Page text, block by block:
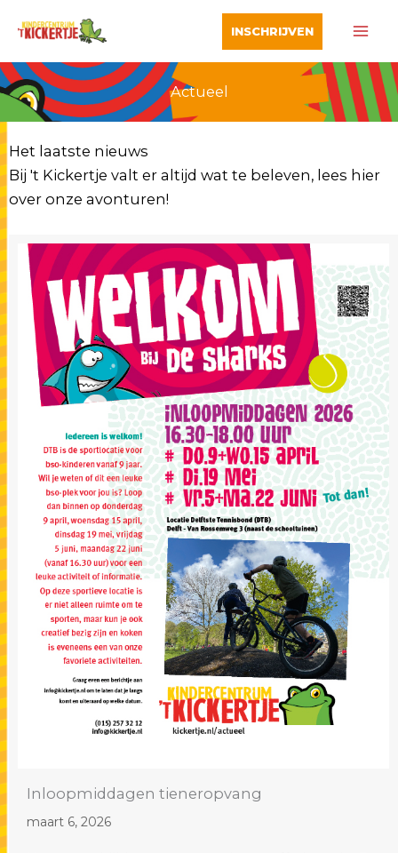
naar
de
inhoud
INSCHRIJVEN
Actueel
Het laatste nieuws
Bij 't Kickertje valt er altijd wat te beleven, lees hier
over onze avonturen!
Inloopmiddagen tieneropvang
maart 6, 2026